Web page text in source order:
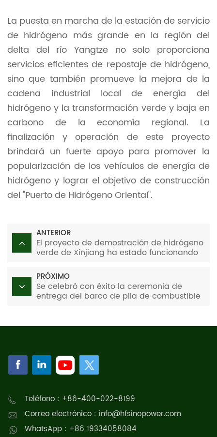
La puesta en marcha de la estación de servicio
de hidrógeno más grande en la región del
delta del río Yangtze no solo proporciona
servicios eficientes de repostaje de hidrógeno,
sino que también promueve la mejora de la
cadena industrial local de energía del
hidrógeno y la transformación verde y baja en
carbono de la economía regional. La
finalización y operación de este proyecto
brindará un fuerte apoyo para promover la
popularización de los vehículos de energía de
hidrógeno y lograr el objetivo de construcción
del "Puerto de Hidrógeno Oriental".
ANTERIOR
El proyecto de demostración de hidrógeno
verde de Xinjiang ha estado funcionando
más de 300 días
PRÓXIMO
Se celebró con éxito la ceremonia de
entrega del barco de pila de combustible
Teléfono : +86-400-022-8199
Correo electrónico : info@hfsinopower.com
WhatsApp : +86 19334058084